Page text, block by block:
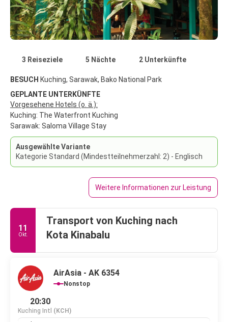
3 Reiseziele 5 Nächte 2 Unterkünfte
BESUCH Kuching, Sarawak, Bako National Park
GEPLANTE UNTERKÜNFTE
Vorgesehene Hotels (o. ä.):
Kuching: The Waterfront Kuching
Sarawak: Saloma Village Stay
Ausgewählte Variante
Kategorie Standard (Mindestteilnehmerzahl: 2) - Englisch
Weitere Informationen zur Leistung
11
Okt.
Transport von Kuching nach
Kota Kinabalu
AirAsia - AK 6354
Nonstop
20:30
Kuching Intl (KCH)